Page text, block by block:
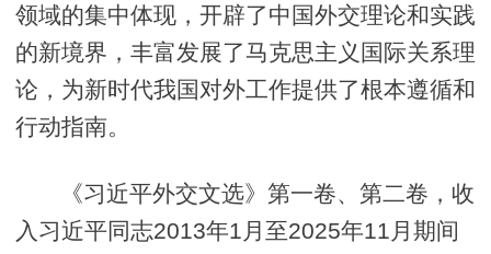
领域的集中体现，开辟了中国外交理论和实践
的新境界，丰富发展了马克思主义国际关系理
论，为新时代我国对外工作提供了根本遵循和
行动指南。
《习近平外交文选》第一卷、第二卷，收
入习近平同志2013年1月至2025年11月期间